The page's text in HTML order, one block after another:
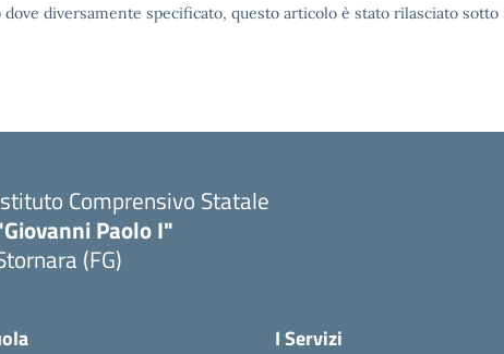
dove diversamente specificato, questo articolo è stato rilasciato
Comprensivo Statale
Paolo I"
(FG)
I Servizi